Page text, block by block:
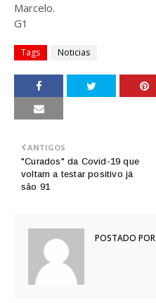
Marcelo.
G1
Tags Noticias
ANTIGOS
"Curados" da Covid-19 que
voltam a testar positivo já
são 91
POSTADO POR